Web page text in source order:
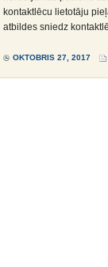
kontaktlēcu lietotāju
atbildes sniedz
OKTOBRIS 27, 2017